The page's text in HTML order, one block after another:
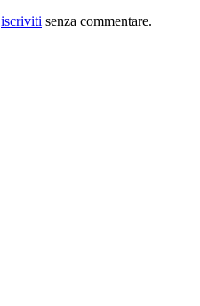
iscriviti senza commentare.